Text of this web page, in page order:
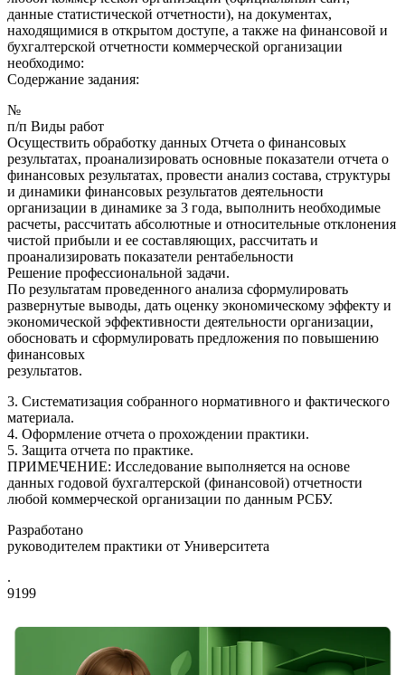
данные статистической отчетности), на документах,
находящимися в открытом доступе, а также на финансовой и
бухгалтерской отчетности коммерческой организации
необходимо:
Содержание задания:
№
п/п Виды работ
Осуществить обработку данных Отчета о финансовых
результатах, проанализировать основные показатели отчета о
финансовых результатах, провести анализ состава, структуры
и динамики финансовых результатов деятельности
организации в динамике за 3 года, выполнить необходимые
расчеты, рассчитать абсолютные и относительные отклонения
чистой прибыли и ее составляющих, рассчитать и
проанализировать показатели рентабельности
Решение профессиональной задачи.
По результатам проведенного анализа сформулировать
развернутые выводы, дать оценку экономическому эффекту и
экономической эффективности деятельности организации,
обосновать и сформулировать предложения по повышению
финансовых
результатов.
3. Систематизация собранного нормативного и фактического
материала.
4. Оформление отчета о прохождении практики.
5. Защита отчета по практике.
ПРИМЕЧЕНИЕ: Исследование выполняется на основе
данных годовой бухгалтерской (финансовой) отчетности
любой коммерческой организации по данным РСБУ.
Разработано
руководителем практики от Университета
.
9199